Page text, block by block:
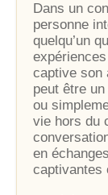
Dans un
personne
quelqu’un
captive son
peut être
ou
vie hors du
en
captivantes